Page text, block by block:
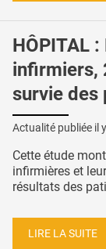
HÔPITAL
infirmiers,
survie des
Actualité publiée il
Cette étude
infirmières et
résultats des
LIRE LA SUITE